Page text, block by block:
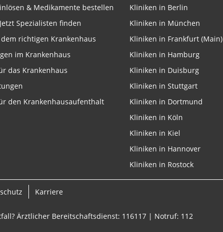
& Medikamente bestellen
Spezialisten finden
richtigen Krankenhaus
im Krankenhaus
das Krankenhaus
den Krankenhausaufenthalt
Kliniken in Berlin
Kliniken in München
Kliniken in Frankfurt (Main)
Kliniken in Hamburg
Kliniken in Duisburg
Kliniken in Stuttgart
Kliniken in Dortmund
Kliniken in Köln
Kliniken in Kiel
Kliniken in Hannover
Kliniken in Rostock
Karriere
Ärztlicher Bereitschaftsdienst: 116117 | Notruf: 112